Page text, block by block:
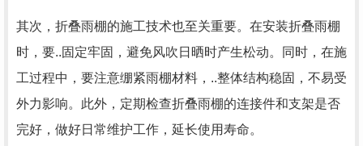
其次，折叠雨棚的施工技术也至关重要。在安装折叠雨棚
时，要..固定牢固，避免风吹日晒时产生松动。同时，在施
工过程中，要注意绷紧雨棚材料，..整体结构稳固，不易受
外力影响。此外，定期检查折叠雨棚的连接件和支架是否
完好，做好日常维护工作，延长使用寿命。